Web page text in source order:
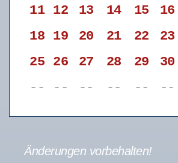
11 12 13 14 15 16
18 19 20 21 22 23
25 26 27 28 29 30
--
-- -- -- -- --
Änderungen vorbehalten!